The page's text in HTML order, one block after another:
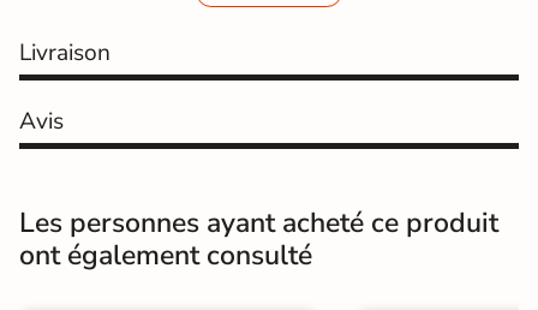
Epaisseur 10 mm
Résistance à
Gr4 - Très résistant
Masse colorée Non
Type de motif Motif unique
Livraison
Avis
Les personnes ayant acheté ce produit
ont également consulté